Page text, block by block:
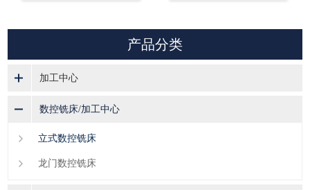
产品分类
加工中心
数控铣床/加工中心
立式数控铣床
龙门数控铣床